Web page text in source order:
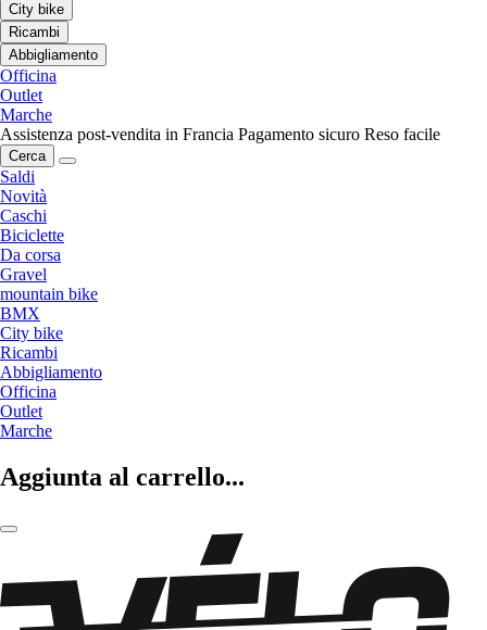
City bike
Ricambi
Abbigliamento
Officina
Outlet
Marche
Assistenza post-vendita in Francia Pagamento sicuro Reso facile
Cerca
Saldi
Novità
Caschi
Biciclette
Da corsa
Gravel
mountain bike
BMX
City bike
Ricambi
Abbigliamento
Officina
Outlet
Marche
Aggiunta al carrello...